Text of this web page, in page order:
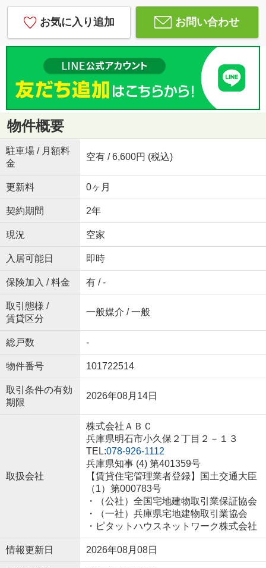
お気に入り追加 お問い合わせ
物件概要
駐車場 / 月額料
金
空有 / 6,600円 (税込)
更新料 0ヶ月
契約期間 2年
現況 空家
入居可能日 即時
保険加入 / 料金 有 / -
取引態様 /
賃貸区分
一般媒介 / 一般
総戸数 -
物件番号 101722514
取引条件の有効
期限
2026年08月14日
取扱会社
株式会社ＡＢＣ
兵庫県明石市小久保２丁目２－１３
TEL:078-926-1112
兵庫県知事 (4) 第401359号
【賃貸住宅管理業者登録】国土交通大臣
（1）第000783号
・（公社）全国宅地建物取引業保証協会
・（一社）兵庫県宅地建物取引業協会
・ピタットハウスネットワーク株式会社
情報更新日 2026年08月08日